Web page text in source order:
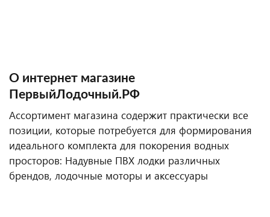
О интернет магазине
ПервыйЛодочный.РФ
Ассортимент магазина содержит практически все
позиции, которые потребуется для формирования
идеального комплекта для покорения водных
просторов: Надувные ПВХ лодки различных
брендов, лодочные моторы и аксессуары